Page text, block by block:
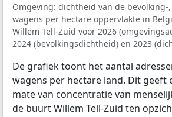
Omgeving: dichtheid van de bevolking-
wagens per hectare oppervlakte in
Willem Tell-Zuid voor 2026
2024 (bevolkingsdichtheid) en 2023
De grafiek toont het aantal
wagens per hectare land. Dit geeft
mate van concentratie van
de buurt Willem Tell-Zuid ten